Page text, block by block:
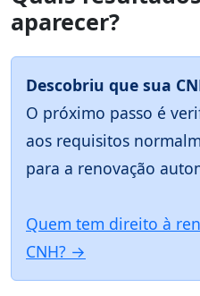
aparecer?
Descobriu que sua
O próximo passo é
aos requisitos
para a renovação
Quem tem direito à
CNH? →